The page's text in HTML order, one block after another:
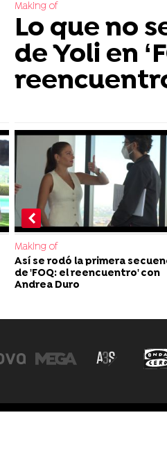
Making of
Lo que no
de Yoli en
Making of
Así se rodó la primera
de 'FOQ: el reencuentro' con
Andrea Duro